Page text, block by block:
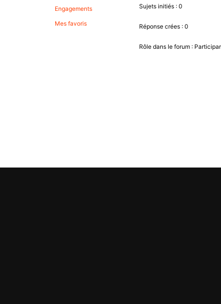
Engagements
Mes favoris
Sujets initiés : 0
Réponse crées : 0
Rôle dans le forum :